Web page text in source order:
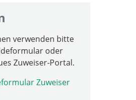
verwenden bitte
oder
Zuweiser-Portal.
Zuweiser